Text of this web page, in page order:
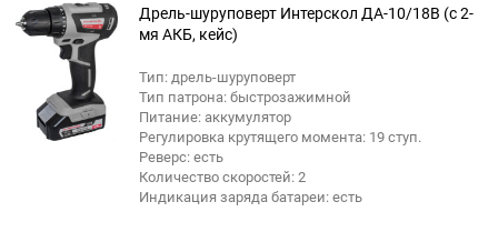
30
Дрель-шуруповерт Интерскол ДА-10/18В (с 2-
мя АКБ, кейс)
Тип: дрель-шуруповерт
Тип патрона: быстрозажимной
Питание: аккумулятор
Регулировка крутящего момента: 19 ступ.
Реверс: есть
Количество скоростей: 2
Индикация заряда батареи: есть